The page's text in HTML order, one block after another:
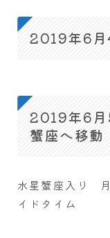
2019年6月
2019年6
蟹座へ移動
水星蟹座入り
イドタイム